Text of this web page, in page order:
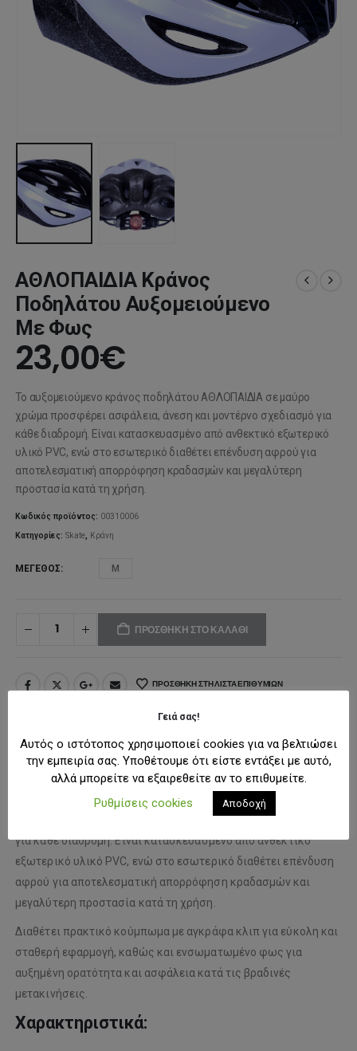
ΑΘΛΟΠΑΙΔΙΑ Κράνος
Ποδηλάτου Αυξομειούμενο
Με Φως
23,00€
Το αυξομειούμενο κράνος ποδηλάτου ΑΘΛΟΠΑΙΔΙΑ σε μαύρο
χρώμα προσφέρει ασφάλεια, άνεση και μοντέρνο σχεδιασμό για
κάθε διαδρομή. Είναι κατασκευασμένο από ανθεκτικό εξωτερικό
υλικό PVC, ενώ στο εσωτερικό διαθέτει επένδυση αφρού για
αποτελεσματική απορρόφηση κραδασμών και μεγαλύτερη
προστασία κατά τη χρήση.
Κωδικός προϊόντος: 00310006
Κατηγορίες:Skate, Κράνη
ΜΈΓΕΘΟΣ M
ΠΡΟΣΘΉΚΗ ΣΤΟ ΚΑΛΆΘΙ
ΠΡΟΣΘΉΚΗ ΣΤΗ ΛΊΣΤΑ ΕΠΙΘΥΜΙΏΝ
ΠΕΡΙΓΡΑΦΉ
Το αυξομειούμενο κράνος ποδηλάτου ΑΘΛΟΠΑΙΔΙΑ σε μαύρο
χρώμα προσφέρει ασφάλεια, άνεση και μοντέρνο σχεδιασμό
για κάθε διαδρομή. Είναι κατασκευασμένο από ανθεκτικό
εξωτερικό υλικό PVC, ενώ στο εσωτερικό διαθέτει επένδυση
αφρού για αποτελεσματική απορρόφηση κραδασμών και
μεγαλύτερη προστασία κατά τη χρήση.
Διαθέτει πρακτικό κούμπωμα με αγκράφα κλιπ για εύκολη και
σταθερή εφαρμογή, καθώς και ενσωματωμένο φως για
αυξημένη ορατότητα και ασφάλεια κατά τις βραδινές
μετακινήσεις.
Χαρακτηριστικά:
Γειά σας!
Αυτός ο ιστότοπος χρησιμοποιεί cookies για να βελτιώσει
την εμπειρία σας. Υποθέτουμε ότι είστε εντάξει με αυτό,
αλλά μπορείτε να εξαιρεθείτε αν το επιθυμείτε.
Ρυθμίσεις cookies
Αποδοχή